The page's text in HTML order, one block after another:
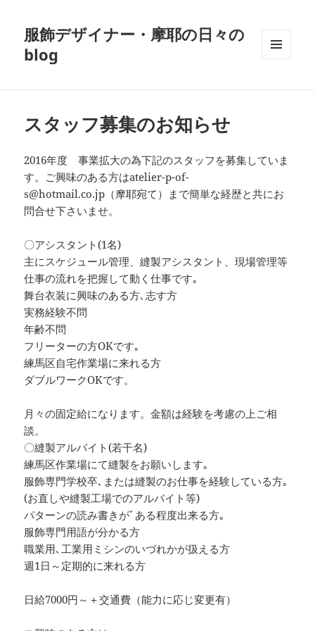
服飾デザイナー・摩耶の日々の
blog
スタッフ募集のお知らせ
2016年度 事業拡大の為下記のスタッフを募集していま
す。ご興味のある方はatelier-p-of-
s@hotmail.co.jp（摩耶宛て）まで簡単な経歴と共にお
問合せ下さいませ。
〇アシスタント(1名)
主にスケジュール管理、縫製アシスタント、現場管理等
仕事の流れを把握して動く仕事です｡
舞台衣装に興味のある方､志す方
実務経験不問
年齢不問
フリーターの方OKです｡
練馬区自宅作業場に来れる方
ダブルワークOKです。
月々の固定給になります。金額は経験を考慮の上ご相
談。
〇縫製アルバイト(若干名)
練馬区作業場にて縫製をお願いします｡
服飾専門学校卒､または縫製のお仕事を経験している方｡
(お直しや縫製工場でのアルバイト等)
パターンの読み書きがﾞある程度出来る方｡
服飾専門用語が分かる方
職業用､工業用ミシンのいづれかが扱える方
週1日～定期的に来れる方
日給7000円～＋交通費（能力に応じ変更有）